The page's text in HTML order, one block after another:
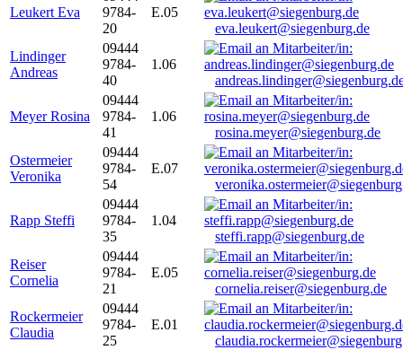
Leukert Eva
9784-
20
E.05
eva.leukert@siegenburg.de
Lindinger
Andreas
09444
9784-
40
1.06
Meyer Rosina
09444
9784-
41
1.06
rosina.meyer@siegenburg.de
Ostermeier
Veronika
09444
9784-
54
E.07
Rapp Steffi
09444
9784-
35
1.04
steffi.rapp@siegenburg.de
Reiser
Cornelia
09444
9784-
21
E.05
cornelia.reiser@siegenburg.de
Rockermeier
Claudia
09444
9784-
25
E.01